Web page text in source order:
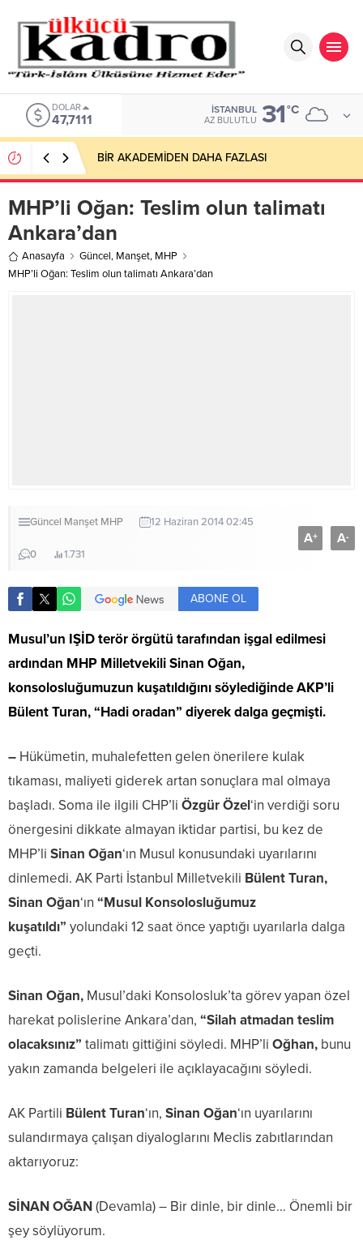
DOLAR
47,7111
İSTANBUL
AZ BULUTLU 31°C
BİR AKADEMİDEN DAHA FAZLASI
MHP’li Oğan: Teslim olun talimatı
Ankara’dan
Anasayfa Güncel, Manşet, MHP
MHP’li Oğan: Teslim olun talimatı Ankara’dan
Güncel Manşet MHP 12 Haziran 2014 02:45
0 1.731
A+ A-
ABONE OL
Musul’un IŞİD terör örgütü tarafından işgal edilmesi
ardından MHP Milletvekili Sinan Oğan,
konsolosluğumuzun kuşatıldığını söylediğinde AKP’li
Bülent Turan, “Hadi oradan” diyerek dalga geçmişti.
– Hükümetin, muhalefetten gelen önerilere kulak
tıkaması, maliyeti giderek artan sonuçlara mal olmaya
başladı. Soma ile ilgili CHP’li Özgür Özel‘in verdiği soru
önergesini dikkate almayan iktidar partisi, bu kez de
MHP’li Sinan Oğan‘ın Musul konusundaki uyarılarını
dinlemedi. AK Parti İstanbul Milletvekili Bülent Turan,
Sinan Oğan‘ın “Musul Konsolosluğumuz
kuşatıldı” yolundaki 12 saat önce yaptığı uyarılarla dalga
geçti.
Sinan Oğan, Musul’daki Konsolosluk’ta görev yapan özel
harekat polislerine Ankara’dan, “Silah atmadan teslim
olacaksınız” talimatı gittiğini söyledi. MHP’li Oğhan, bunu
yakın zamanda belgeleri ile açıklayacağını söyledi.
AK Partili Bülent Turan‘ın, Sinan Oğan‘ın uyarılarını
sulandırmaya çalışan diyaloglarını Meclis zabıtlarından
aktarıyoruz:
SİNAN OĞAN(Devamla) – Bir dinle, bir dinle… Önemli bir
şey söylüyorum.